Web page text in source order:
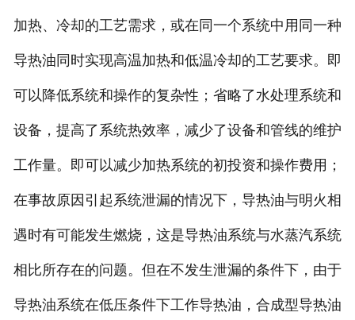
加热、冷却的工艺需求，或在同一个系统中用同一种
导热油同时实现高温加热和低温冷却的工艺要求。即
可以降低系统和操作的复杂性；省略了水处理系统和
设备，提高了系统热效率，减少了设备和管线的维护
工作量。即可以减少加热系统的初投资和操作费用；
在事故原因引起系统泄漏的情况下，导热油与明火相
遇时有可能发生燃烧，这是导热油系统与水蒸汽系统
相比所存在的问题。但在不发生泄漏的条件下，由于
导热油系统在低压条件下工作导热油，合成型导热油